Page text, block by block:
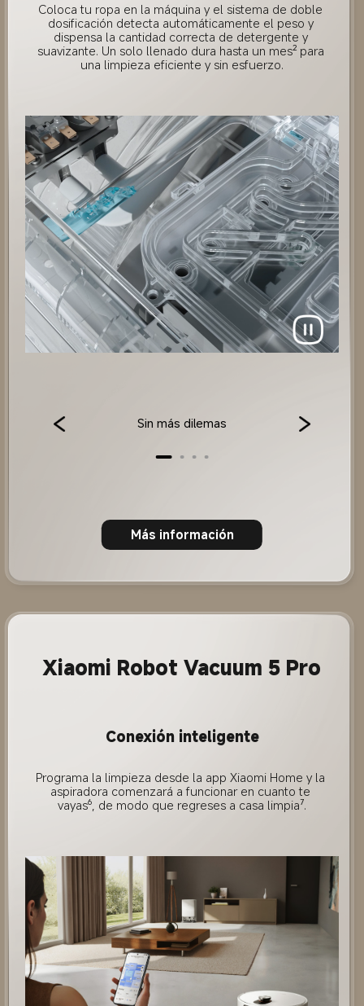
Coloca tu ropa en la máquina y el sistema de doble
dosificación detecta automáticamente el peso y
dispensa la cantidad correcta de detergente y
suavizante. Un solo llenado dura hasta un mes² para
una limpieza eficiente y sin esfuerzo.
Sin más dilemas
Más información
Xiaomi Robot Vacuum 5 Pro
Conexión inteligente
Programa la limpieza desde la app Xiaomi Home y la
aspiradora comenzará a funcionar en cuanto te
vayas⁶, de modo que regreses a casa limpia⁷.